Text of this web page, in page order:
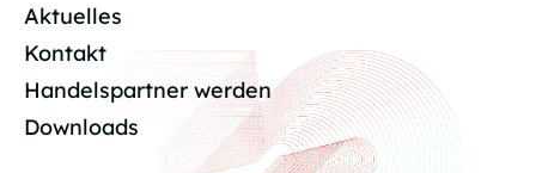
Aktuelles
Kontakt
Handelspartner werden
Downloads